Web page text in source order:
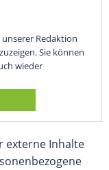
Redaktion
Sie können
wieder
externe Inhalte